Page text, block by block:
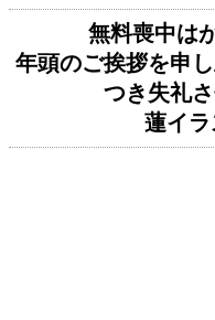
無料喪中は
年頭のご挨拶を申
つき失礼
蓮イ